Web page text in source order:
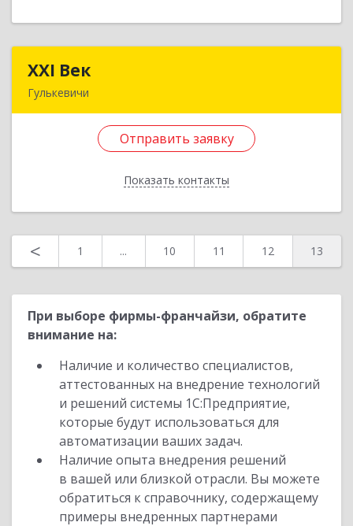
XXI Век
Гулькевичи
Отправить заявку
Показать контакты
Кубанское с, Северная ул, дом № 11
< 1 ... 10 11 12 13
При выборе фирмы-франчайзи, обратите
внимание на:
Наличие и количество специалистов,
аттестованных на внедрение технологий
и решений системы 1С:Предприятие,
которые будут использоваться для
автоматизации ваших задач.
Наличие опыта внедрения решений
в вашей или близкой отрасли. Вы можете
обратиться к справочнику, содержащему
примеры внедренных партнерами